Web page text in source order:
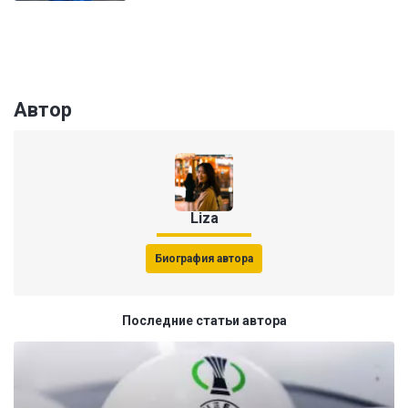
Автор
Liza
Биография автора
Последние статьи автора